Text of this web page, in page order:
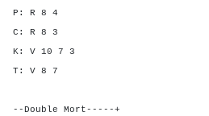
P: R
C: R 8 3
K: V 10 7
T: V 8 7
--Double Mort-----+